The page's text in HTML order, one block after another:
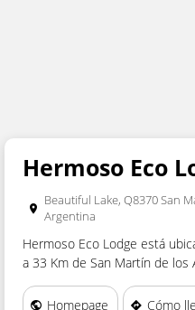
(Código de
Hermoso Eco
Beautiful Lake, Q8370 San
Argentina
Hermoso Eco Lodge está
a 33 Km de San Martín de los
Homepage Cómo